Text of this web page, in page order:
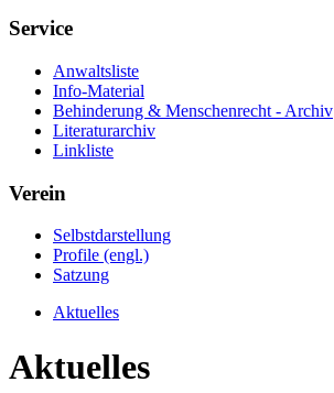
Service
Anwaltsliste
Info-Material
Behinderung & Menschenrecht - Archiv
Literaturarchiv
Linkliste
Verein
Selbstdarstellung
Profile (engl.)
Satzung
Aktuelles
Aktuelles